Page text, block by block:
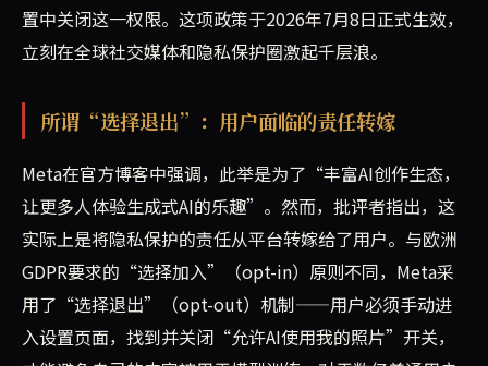
置中关闭这一权限。这项政策于2026年7月8日正式生效，
立刻在全球社交媒体和隐私保护圈激起千层浪。
所谓“选择退出”：用户面临的责任转嫁
Meta在官方博客中强调，此举是为了“丰富AI创作生态，
让更多人体验生成式AI的乐趣”。然而，批评者指出，这
实际上是将隐私保护的责任从平台转嫁给了用户。与欧洲
GDPR要求的“选择加入”（opt-in）原则不同，Meta采
用了“选择退出”（opt-out）机制——用户必须手动进
入设置页面，找到并关闭“允许AI使用我的照片”开关，